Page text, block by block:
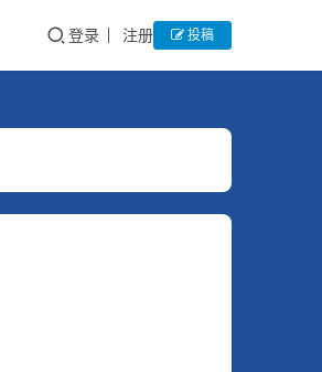
登录 注册 投稿